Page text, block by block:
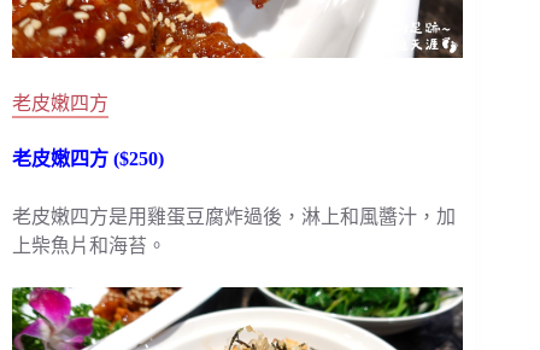
老皮嫩四方
老皮嫩四方 ($250)
老皮嫩四方是用雞蛋豆腐炸過後，淋上和風醬汁，加
上柴魚片和海苔。